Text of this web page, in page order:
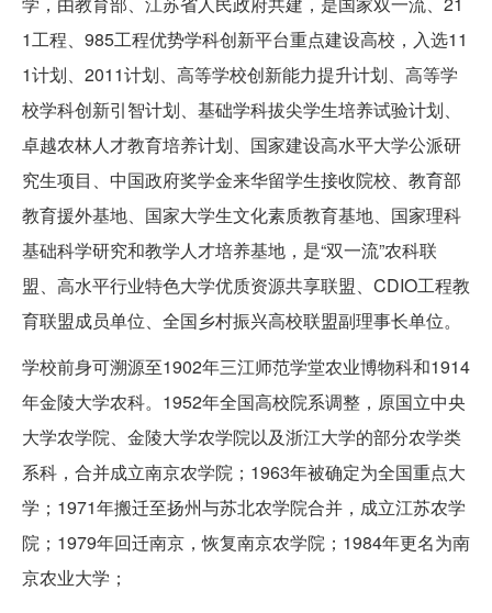
1工程、985工程优势学科创新平台重点建设高校，入选11
1计划、2011计划、高等学校创新能力提升计划、高等学
校学科创新引智计划、基础学科拔尖学生培养试验计划、
卓越农林人才教育培养计划、国家建设高水平大学公派研
究生项目、中国政府奖学金来华留学生接收院校、教育部
教育援外基地、国家大学生文化素质教育基地、国家理科
基础科学研究和教学人才培养基地，是“双一流”农科联
盟、高水平行业特色大学优质资源共享联盟、CDIO工程教
育联盟成员单位、全国乡村振兴高校联盟副理事长单位。
学校前身可溯源至1902年三江师范学堂农业博物科和1914
年金陵大学农科。1952年全国高校院系调整，原国立中央
大学农学院、金陵大学农学院以及浙江大学的部分农学类
系科，合并成立南京农学院；1963年被确定为全国重点大
学；1971年搬迁至扬州与苏北农学院合并，成立江苏农学
院；1979年回迁南京，恢复南京农学院；1984年更名为南
京农业大学；